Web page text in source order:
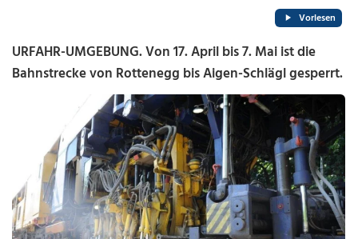
Vorlesen
URFAHR-UMGEBUNG. Von 17. April bis 7. Mai ist die
Bahnstrecke von Rottenegg bis Aigen-Schlägl gesperrt.